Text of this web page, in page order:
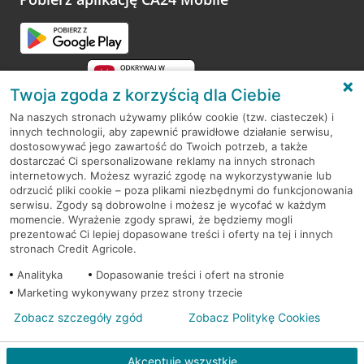
RODO
Regulamin serwisu
Mapa serwisu
PolitykaCookies
© 2026 Credit Agricole Bank Polska S.A. Wszelkie prawa zastrzeżone
Twoja zgoda z korzyścią dla Ciebie
Na naszych stronach używamy plików cookie (tzw. ciasteczek) i
innych technologii, aby zapewnić prawidłowe działanie serwisu,
dostosowywać jego zawartość do Twoich potrzeb, a także
dostarczać Ci spersonalizowane reklamy na innych stronach
internetowych. Możesz wyrazić zgodę na wykorzystywanie lub
odrzucić pliki cookie – poza plikami niezbędnymi do funkcjonowania
serwisu. Zgody są dobrowolne i możesz je wycofać w każdym
momencie. Wyrażenie zgody sprawi, że będziemy mogli
prezentować Ci lepiej dopasowane treści i oferty na tej i innych
stronach Credit Agricole.
Analityka
Dopasowanie treści i ofert na stronie
Marketing wykonywany przez strony trzecie
Akceptuję wszystkie
Zobacz szczegóły zgód Zobacz Politykę Cookies